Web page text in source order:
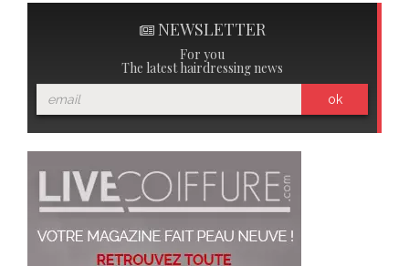
NEWSLETTER
For you
The latest hairdressing news
ok